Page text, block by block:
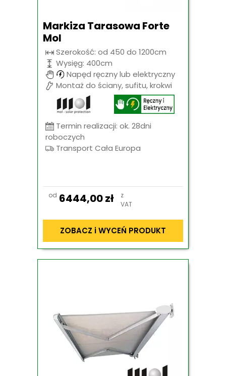
Markiza Tarasowa Forte
Mol
Szerokość: od 450 do 1200cm
Wysięg: 400cm
Napęd ręczny lub elektryczny
Montaż do ściany, sufitu, krokwi
Termin realizacji: ok. 28dni
roboczych
Transport Cała Europa
od 6444,00zł
z
VAT
ZOBACZ i WYCEŃ PRODUKT